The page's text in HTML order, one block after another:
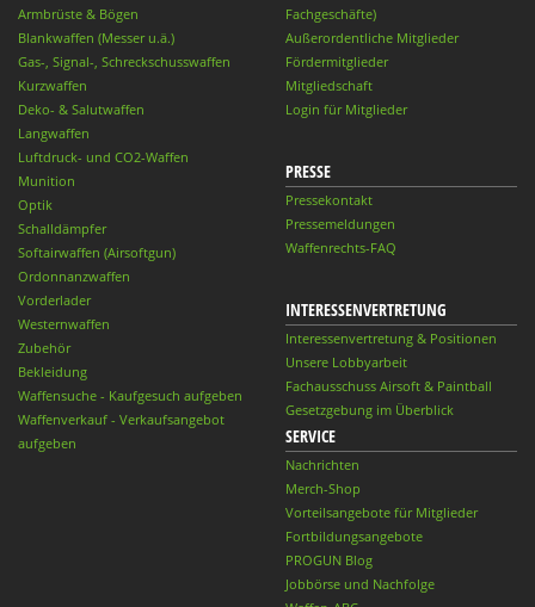
Armbrüste & Bögen
Blankwaffen (Messer u.ä.)
Gas-, Signal-, Schreckschusswaffen
Kurzwaffen
Deko- & Salutwaffen
Langwaffen
Luftdruck- und CO2-Waffen
Munition
Optik
Schalldämpfer
Softairwaffen (Airsoftgun)
Ordonnanzwaffen
Vorderlader
Westernwaffen
Zubehör
Bekleidung
Waffensuche - Kaufgesuch aufgeben
Waffenverkauf - Verkaufsangebot
aufgeben
Fachgeschäfte)
Außerordentliche Mitglieder
Fördermitglieder
Mitgliedschaft
Login für Mitglieder
PRESSE
Pressekontakt
Pressemeldungen
Waffenrechts-FAQ
INTERESSENVERTRETUNG
Interessenvertretung & Positionen
Unsere Lobbyarbeit
Fachausschuss Airsoft & Paintball
Gesetzgebung im Überblick
SERVICE
Nachrichten
Merch-Shop
Vorteilsangebote für Mitglieder
Fortbildungsangebote
PROGUN Blog
Jobbörse und Nachfolge